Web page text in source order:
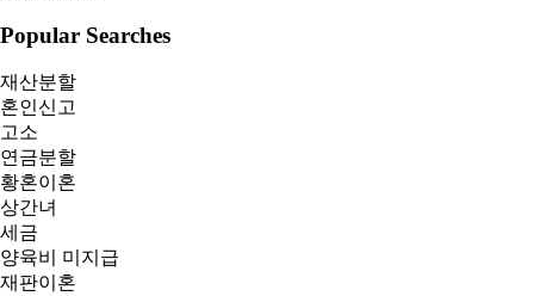
Popular Searches
재산분할
혼인신고
고소
연금분할
황혼이혼
상간녀
세금
양육비 미지급
재판이혼